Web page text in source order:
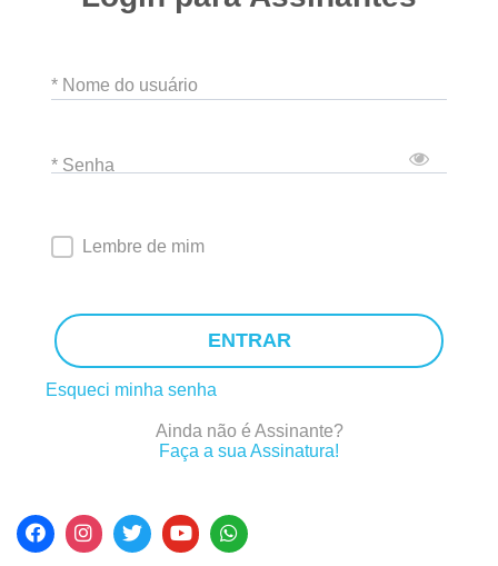
* Nome do usuário
* Senha
Lembre de mim
ENTRAR
Esqueci minha senha
Ainda não é Assinante?
Faça a sua Assinatura!